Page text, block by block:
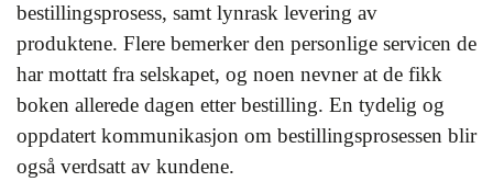
bestillingsprosess, samt lynrask levering av
produktene. Flere bemerker den personlige servicen de
har mottatt fra selskapet, og noen nevner at de fikk
boken allerede dagen etter bestilling. En tydelig og
oppdatert kommunikasjon om bestillingsprosessen blir
også verdsatt av kundene.